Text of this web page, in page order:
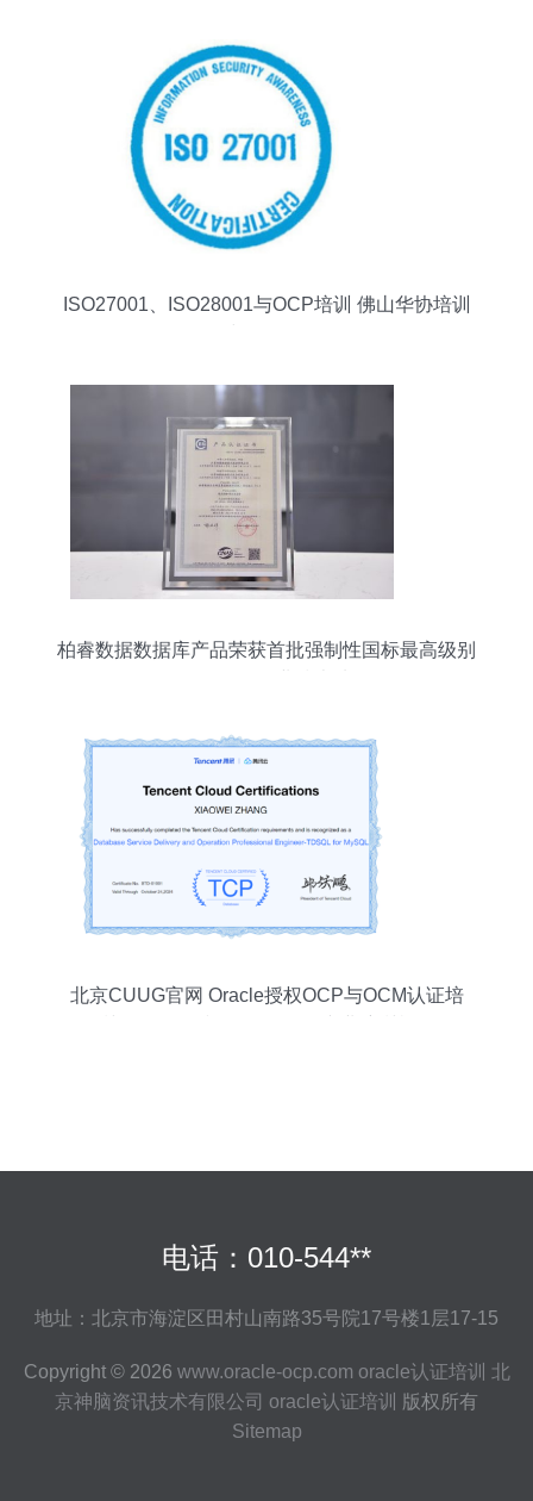
ISO27001、ISO28001与OCP培训 佛山华协培训
柏睿数据数据库产品荣获首批强制性国标最高级别
北京CUUG官网 Oracle授权OCP与OCM认证培
电话：010-544**
地址：北京市海淀区田村山南路35号院17号楼1层17-15
Copyright © 2026 www.oracle-ocp.com oracle认证培训
北
京神脑资讯技术有限公司 oracle认证培训
版权所有
Sitemap